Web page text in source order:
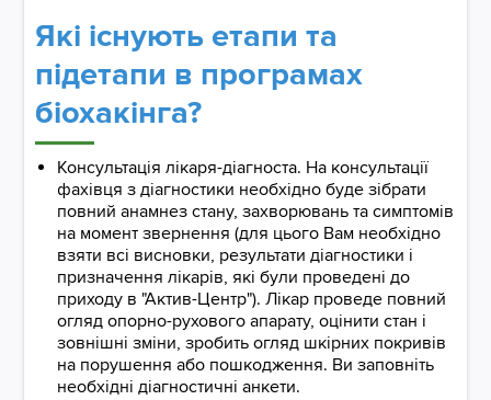
Які існують етапи та
підетапи в програмах
біохакінга?
Консультація лікаря-діагноста. На консультації
фахівця з діагностики необхідно буде зібрати
повний анамнез стану, захворювань та симптомів
на момент звернення (для цього Вам необхідно
взяти всі висновки, результати діагностики і
призначення лікарів, які були проведені до
приходу в "Актив-Центр"). Лікар проведе повний
огляд опорно-рухового апарату, оцінити стан і
зовнішні зміни, зробить огляд шкірних покривів
на порушення або пошкодження. Ви заповніть
необхідні діагностичні анкети.